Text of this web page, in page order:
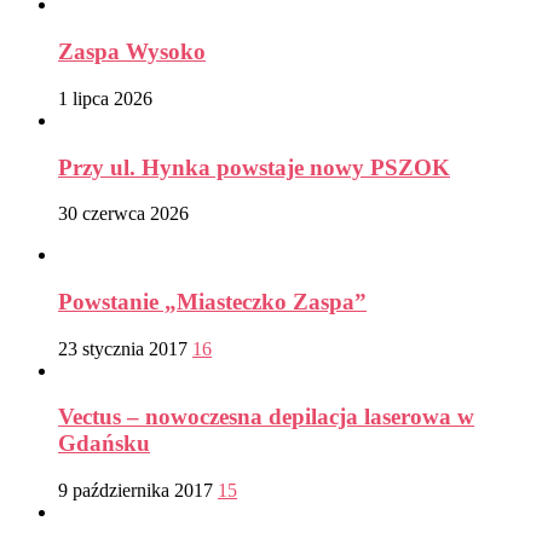
Zaspa Wysoko
1 lipca 2026
Przy ul. Hynka powstaje nowy PSZOK
30 czerwca 2026
Powstanie „Miasteczko Zaspa”
23 stycznia 2017 16
Vectus – nowoczesna depilacja laserowa w
Gdańsku
9 października 2017 15